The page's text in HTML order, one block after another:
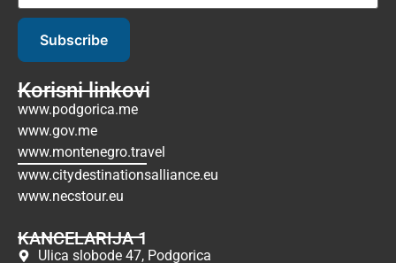
Subscribe
Korisni linkovi
www.podgorica.me
www.gov.me
www.montenegro.travel
www.citydestinationsalliance.eu
www.necstour.eu
KANCELARIJA 1
Ulica slobode 47, Podgorica